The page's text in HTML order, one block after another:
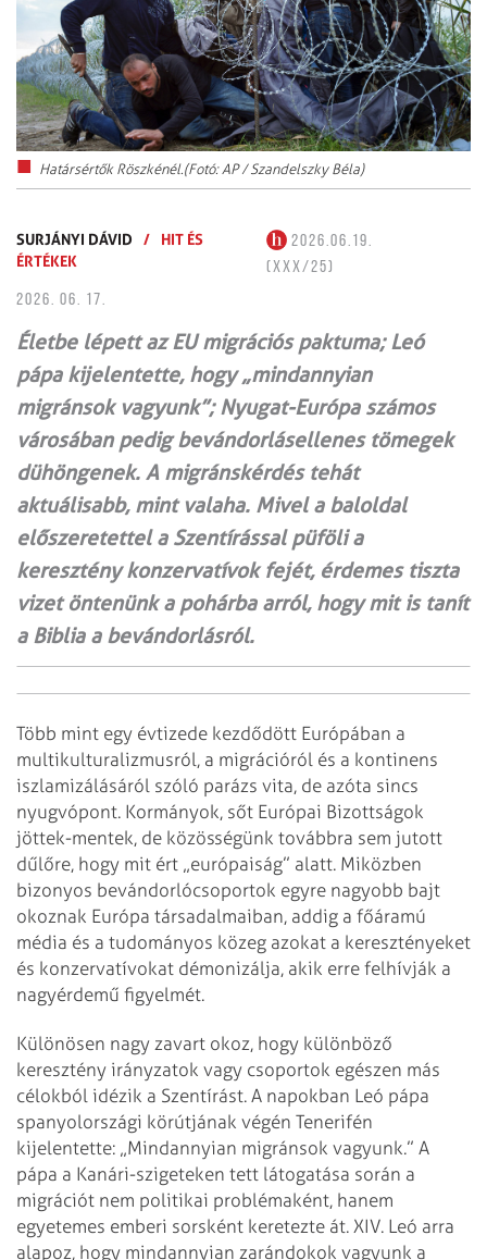
Határsértők Röszkénél.(Fotó: AP / Szandelszky Béla)
SURJÁNYI DÁVID /
HIT ÉS
ÉRTÉKEK
2026.06.19.
(XXX/25)
2026. 06. 17.
Életbe lépett az EU migrációs paktuma; Leó
pápa kijelentette, hogy „mindannyian
migránsok vagyunk”; Nyugat-Európa számos
városában pedig bevándorlásellenes tömegek
dühöngenek. A migránskérdés tehát
aktuálisabb, mint valaha. Mivel a baloldal
előszeretettel a Szentírással püföli a
keresztény konzervatívok fejét, érdemes tiszta
vizet öntenünk a pohárba arról, hogy mit is tanít
a Biblia a bevándorlásról.
Több mint egy évtizede kezdődött Európában a
multikulturalizmusról, a migrációról és a kontinens
iszlamizálásáról szóló parázs vita, de azóta sincs
nyugvópont. Kormányok, sőt Európai Bizottságok
jöttek-mentek, de közösségünk továbbra sem jutott
dűlőre, hogy mit ért „európaiság” alatt. Miközben
bizonyos bevándorlócsoportok egyre nagyobb bajt
okoznak Európa társadalmaiban, addig a főáramú
média és a tudományos közeg azokat a keresztényeket
és konzervatívokat démonizálja, akik erre felhívják a
nagyérdemű figyelmét.
Különösen nagy zavart okoz, hogy különböző
keresztény irányzatok vagy csoportok egészen más
célokból idézik a Szentírást. A napokban Leó pápa
spanyolországi körútjának végén Tenerifén
kijelentette: „Mindannyian migránsok vagyunk.” A
pápa a Kanári-szigeteken tett látogatása során a
migrációt nem politikai problémaként, hanem
egyetemes emberi sorsként keretezte át. XIV. Leó arra
alapoz, hogy mindannyian zarándokok vagyunk a